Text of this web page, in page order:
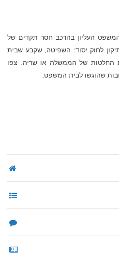
2023 דן בית המשפט העליון בהרכב חסר תקדים של
לחוק יסוד: השפיטה, שקבע שבית
החלטות של הממשלה או שריה. צפו
שהוגשו לבית המשפט.